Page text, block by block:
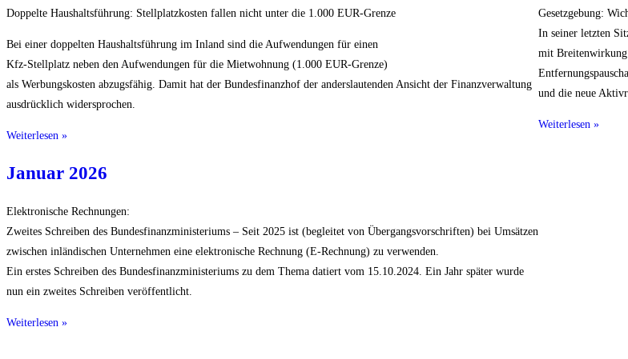
Doppelte Haushaltsführung: Stellplatzkosten fallen nicht unter die 1.000 EUR-Grenze
Bei einer doppelten Haushaltsführung im Inland sind die Aufwendungen für einen
Kfz-Stellplatz neben den Aufwendungen für die Mietwohnung (1.000 EUR-Grenze)
als Werbungskosten abzugsfähig. Damit hat der Bundesfinanzhof der anderslautenden Ansicht der Finanzverwaltung
ausdrücklich widersprochen.
Weiterlesen »
Gesetzgebung:
In seiner letzten
mit Breitenwirkung
und die neue
Weiterlesen »
Januar 2026
Elektronische Rechnungen:
Zweites Schreiben des Bundesfinanzministeriums – Seit 2025 ist (begleitet von Übergangsvorschriften) bei Umsätzen
zwischen inländischen Unternehmen eine elektronische Rechnung (E-Rechnung) zu verwenden.
Ein erstes Schreiben des Bundesfinanzministeriums zu dem Thema datiert vom 15.10.2024. Ein Jahr später wurde
nun ein zweites Schreiben veröffentlicht.
Weiterlesen »